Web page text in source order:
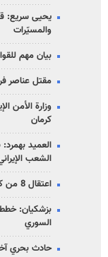
يحيى سريع:
والمسيّرات
بيان مهم
مقتل عناصر
كرمان
العميد
الشعب
اعتقال 8 من كبار الأشرار المسلحين ومنتسبي الجماعات الإرهابية
السوري
حادث بحري